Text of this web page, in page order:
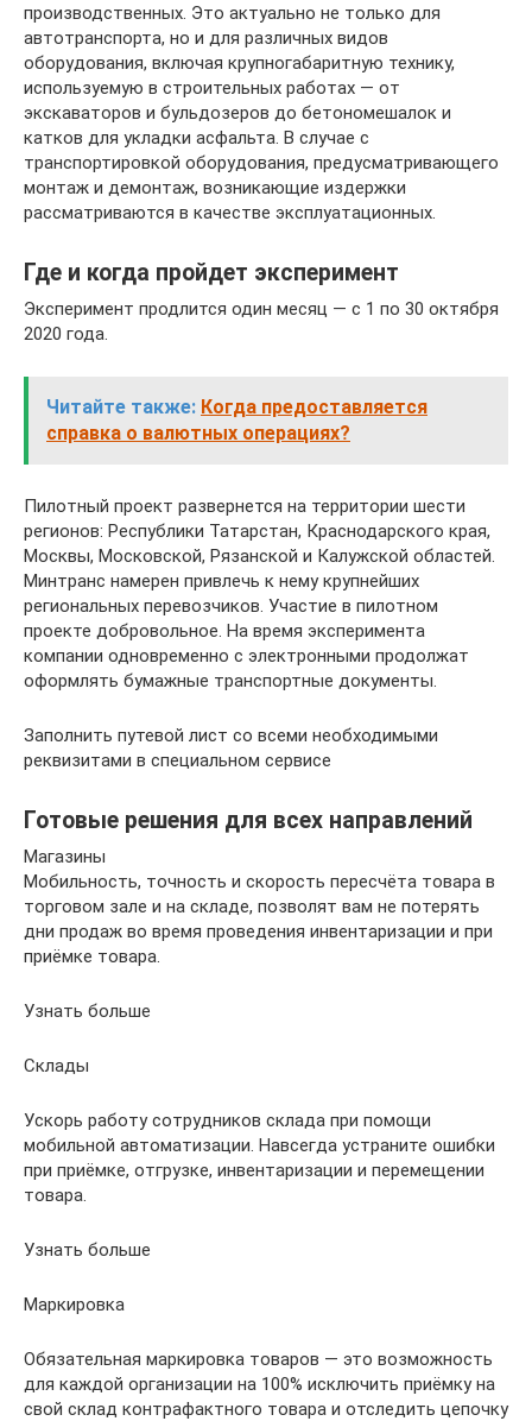
производственных. Это актуально не только для
автотранспорта, но и для различных видов
оборудования, включая крупногабаритную технику,
используемую в строительных работах — от
экскаваторов и бульдозеров до бетономешалок и
катков для укладки асфальта. В случае с
транспортировкой оборудования, предусматривающего
монтаж и демонтаж, возникающие издержки
рассматриваются в качестве эксплуатационных.
Где и когда пройдет эксперимент
Эксперимент продлится один месяц — с 1 по 30 октября
2020 года.
Читайте также: Когда предоставляется
справка о валютных операциях?
Пилотный проект развернется на территории шести
регионов: Республики Татарстан, Краснодарского края,
Москвы, Московской, Рязанской и Калужской областей.
Минтранс намерен привлечь к нему крупнейших
региональных перевозчиков. Участие в пилотном
проекте добровольное. На время эксперимента
компании одновременно с электронными продолжат
оформлять бумажные транспортные документы.
Заполнить путевой лист со всеми необходимыми
реквизитами в специальном сервисе
Готовые решения для всех направлений
Магазины
Мобильность, точность и скорость пересчёта товара в
торговом зале и на складе, позволят вам не потерять
дни продаж во время проведения инвентаризации и при
приёмке товара.
Узнать больше
Склады
Ускорь работу сотрудников склада при помощи
мобильной автоматизации. Навсегда устраните ошибки
при приёмке, отгрузке, инвентаризации и перемещении
товара.
Узнать больше
Маркировка
Обязательная маркировка товаров — это возможность
для каждой организации на 100% исключить приёмку на
свой склад контрафактного товара и отследить цепочку